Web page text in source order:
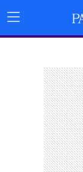
Menu
Principal